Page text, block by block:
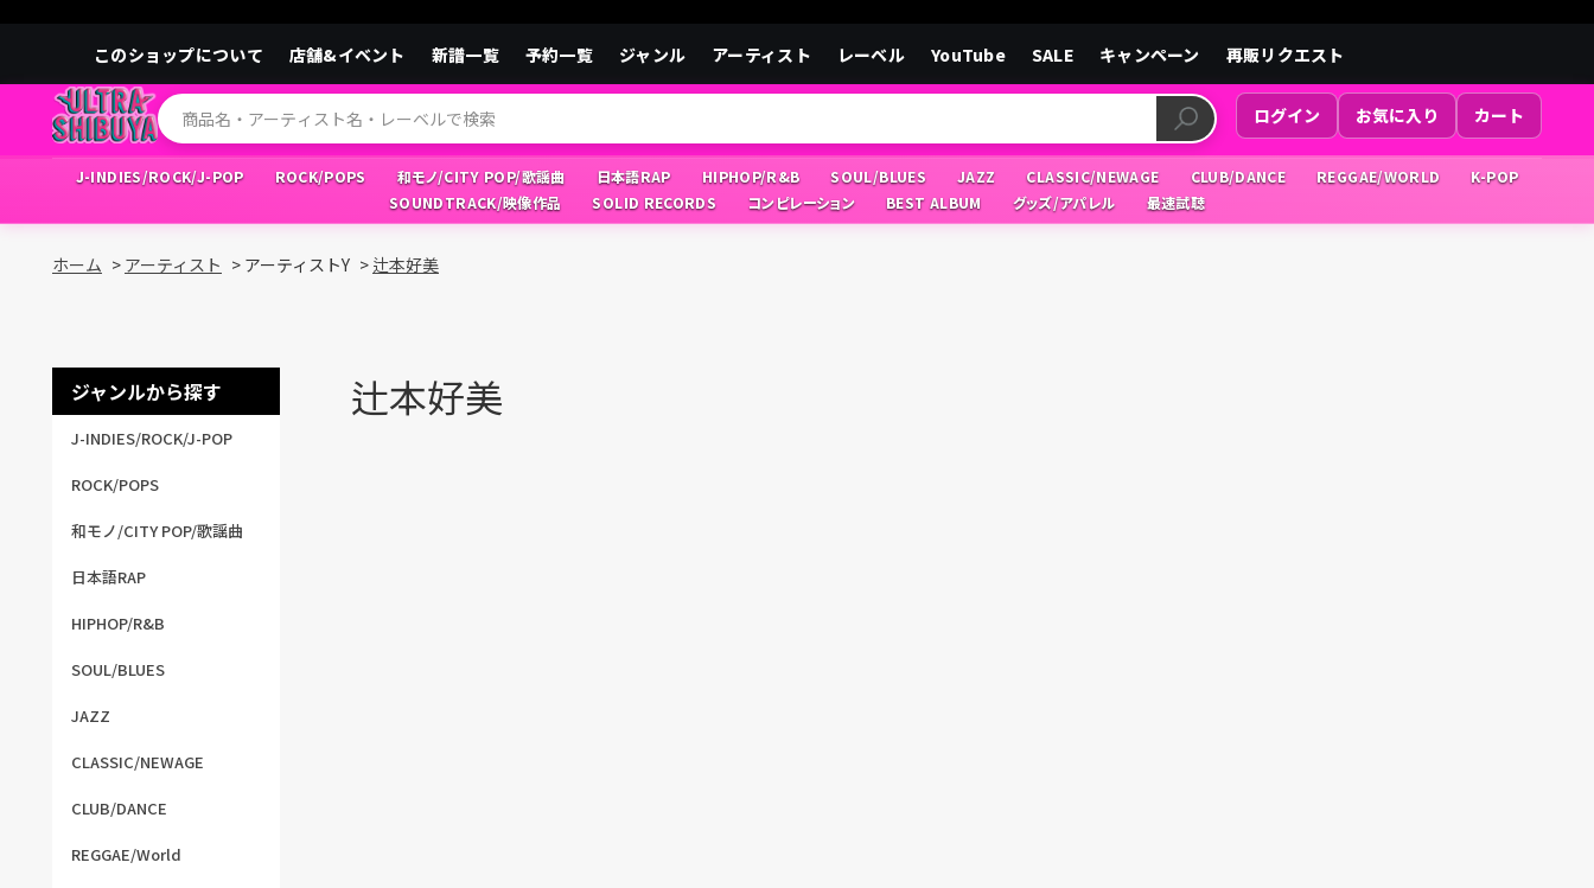
このショップについて 店舗&イベント 新譜一覧 予約一覧 ジャンル アーティスト レーベル YouTube SALE キャンペーン 再販リクエスト
ログイン お気に入り カート
J-INDIES/ROCK/J-POP ROCK/POPS 和モノ/CITY POP/歌謡曲 日本語RAP HIPHOP/R&B SOUL/BLUES JAZZ CLASSIC/NEWAGE CLUB/DANCE REGGAE/WORLD
K-POP
SOUNDTRACK/映像作品
SOLID RECORDS コンピレーション BEST ALBUM グッズ/アパレル 最速試聴
ホーム > アーティスト > アーティストY > 辻本好美
ジャンルから探す
J-INDIES/ROCK/J-POP
ROCK/POPS
和モノ/CITY POP/歌謡曲
日本語RAP
HIPHOP/R&B
SOUL/BLUES
JAZZ
CLASSIC/NEWAGE
CLUB/DANCE
REGGAE/World
辻本好美